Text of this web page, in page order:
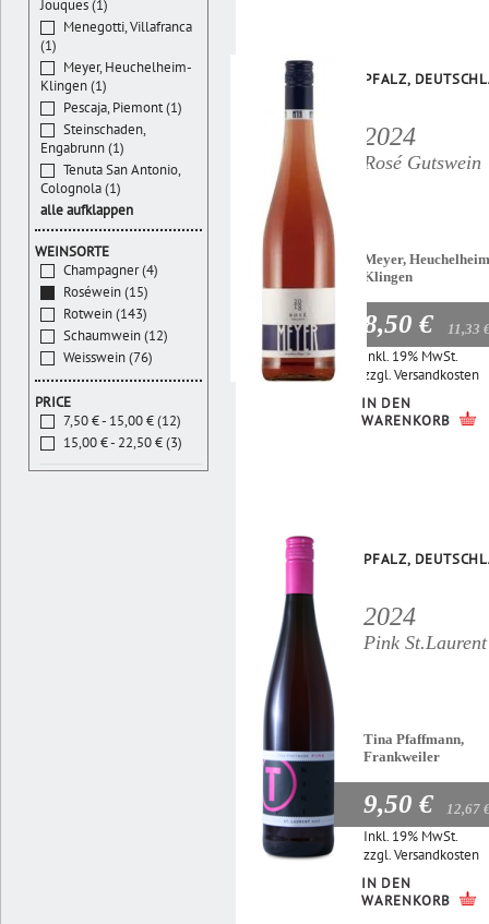
PFALZ,
2024
Rosé Gutswein
Meyer,
Klingen
8,50 € 11,33
Inkl. 19% MwSt.
zzgl.Versandkosten
IN DEN
WARENKORB
PFALZ,
2024
Pink St.Laurent
Tina Pfaffmann,
Frankweiler
9,50 € 12,67
Inkl. 19% MwSt.
zzgl.Versandkosten
IN DEN
WARENKORB
Jouques (1)
Menegotti, Villafranca
(1)
Meyer, Heuchelheim-
Klingen (1)
Pescaja, Piemont (1)
Steinschaden,
Engabrunn (1)
Tenuta San Antonio,
Colognola (1)
alle aufklappen
WEINSORTE
Champagner (4)
Roséwein (15)
Rotwein (143)
Schaumwein (12)
Weisswein (76)
PRICE
7,50 € - 15,00 € (12)
15,00 € - 22,50 € (3)